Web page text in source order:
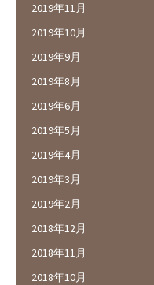
2019年11月
2019年10月
2019年9月
2019年8月
2019年6月
2019年5月
2019年4月
2019年3月
2019年2月
2018年12月
2018年11月
2018年10月